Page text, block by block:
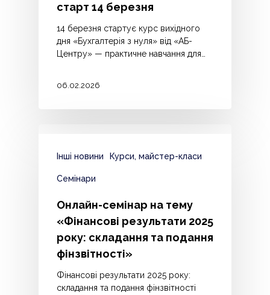
старт 14 березня
14 березня стартує курс вихідного
дня «Бухгалтерія з нуля» від «АБ-
Центру» — практичне навчання для…
06.02.2026
Інші новини Курси, майстер-класи
Семінари
Онлайн-семінар на тему
«Фінансові результати 2025
року: складання та подання
фінзвітності»
Фінансові результати 2025 року:
складання та подання фінзвітності